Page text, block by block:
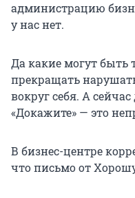
администрацию
у нас нет.
Да какие могут быть
прекращать
вокруг себя. А
«Докажите» — это
В бизнес-центре
что письмо от